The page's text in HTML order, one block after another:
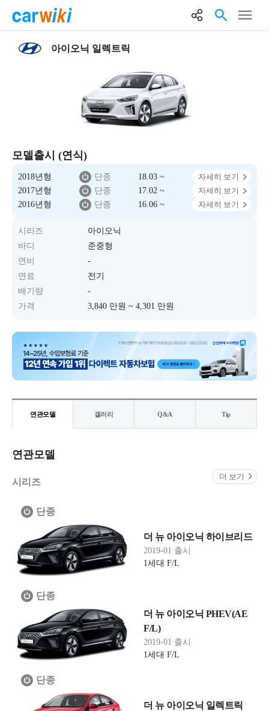
아이오닉 일렉트릭
모델출시 (연식)
2018년형 단종 18.03 ~
자세히 보기
2017년형
단종 17.02 ~
자세히 보기
2016년형
단종 16.06 ~ 자세히 보기
시리즈
아이오닉
바디
준중형
연비
-
연료
전기
배기량
-
가격
3,840 만원 ~ 4,301 만원
연관모델 갤러리 Q&A Tip
연관모델
시리즈
더 보기
단종
더 뉴 아이오닉 하이브리드
2019-01 출시
1세대 F/L
단종
더 뉴 아이오닉 PHEV(AE
F/L)
2019-01 출시
1세대 F/L
단종
더 뉴 아이오닉 일렉트릭